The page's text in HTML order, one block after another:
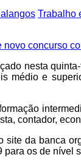
Trabalho
nesta
médio e
contador,
site da banca
os de nível